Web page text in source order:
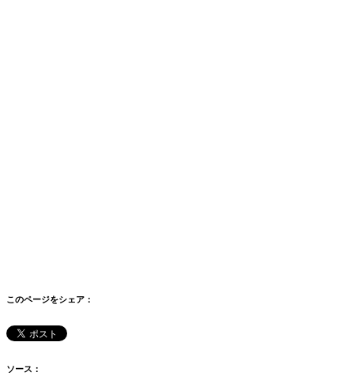
このページをシェア：
ソース：